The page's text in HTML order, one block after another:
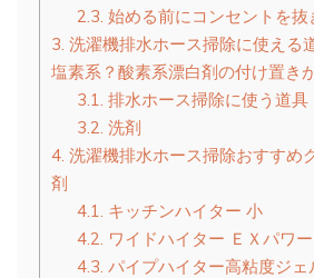
2.3. 始める前にコンセントを抜
3. 洗濯機排水ホース掃除に使える
塩素系？酸素系漂白剤の付け置き
3.1. 排水ホース掃除に使う道具
3.2. 洗剤
4. 洗濯機排水ホース掃除おすすめ
剤
4.1.
キッチンハイター 小
4.2. ワイドハイター ＥＸパワー
4.3. パイプハイター高粘度ジェ